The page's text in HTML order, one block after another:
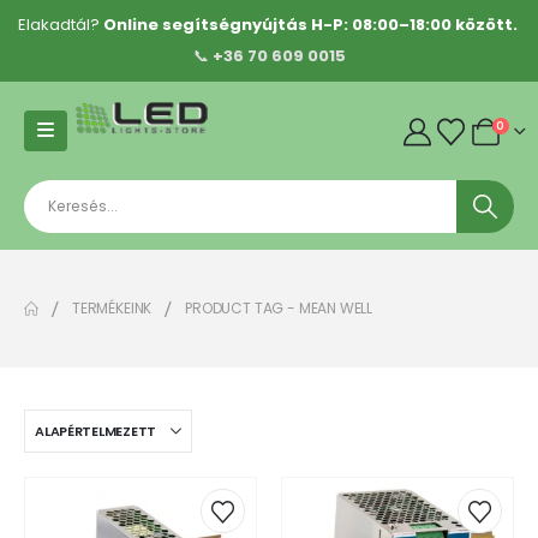
Elakadtál? Online segítségnyújtás H-P: 08:00–18:00 között.
📞 +36 70 609 0015
0
TERMÉKEINK PRODUCT TAG - MEAN WELL